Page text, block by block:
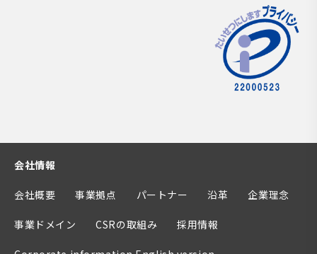
会社情報
会社概要 事業拠点 パートナー 沿革 企業理念
事業ドメイン CSRの取組み 採用情報